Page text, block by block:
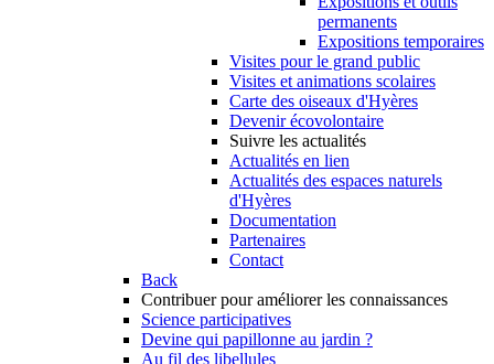
permanents
Expositions temporaires
Visites pour le grand public
Visites et animations scolaires
Carte des oiseaux d'Hyères
Devenir écovolontaire
Suivre les actualités
Actualités en lien
Actualités des espaces naturels
d'Hyères
Documentation
Partenaires
Contact
Back
Contribuer pour améliorer les connaissances
Science participatives
Devine qui papillonne au jardin ?
Au fil des libellules